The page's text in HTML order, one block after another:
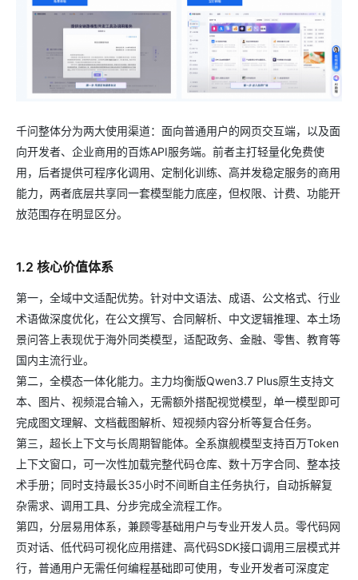
千问整体分为两大使用渠道：面向普通用户的网页交互端，以及面
向开发者、企业商用的百炼API服务端。前者主打轻量化免费使
用，后者提供可程序化调用、定制化训练、高并发稳定服务的商用
能力，两者底层共享同一套模型能力底座，但权限、计费、功能开
放范围存在明显区分。
1.2 核心价值体系
第一，全域中文适配优势。针对中文语法、成语、公文格式、行业
术语做深度优化，在公文撰写、合同解析、中文逻辑推理、本土场
景问答上表现优于海外同类模型，适配政务、金融、零售、教育等
国内主流行业。
第二，全模态一体化能力。主力均衡版Qwen3.7 Plus原生支持文
本、图片、视频混合输入，无需额外搭配视觉模型，单一模型即可
完成图文理解、文档截图解析、短视频内容分析等复合任务。
第三，超长上下文与长周期智能体。全系旗舰模型支持百万Token
上下文窗口，可一次性加载完整代码仓库、数十万字合同、整本技
术手册；同时支持最长35小时不间断自主任务执行，自动拆解复
杂需求、调用工具、分步完成全流程工作。
第四，分层易用体系，兼顾零基础用户与专业开发人员。零代码网
页对话、低代码可视化应用搭建、高代码SDK接口调用三层模式并
行，普通用户无需任何编程基础即可使用，专业开发者可深度定